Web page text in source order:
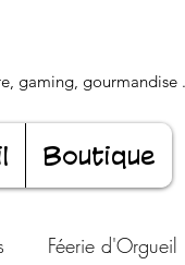
gaming, gourmandise
Boutique
Féerie d'Orgueil